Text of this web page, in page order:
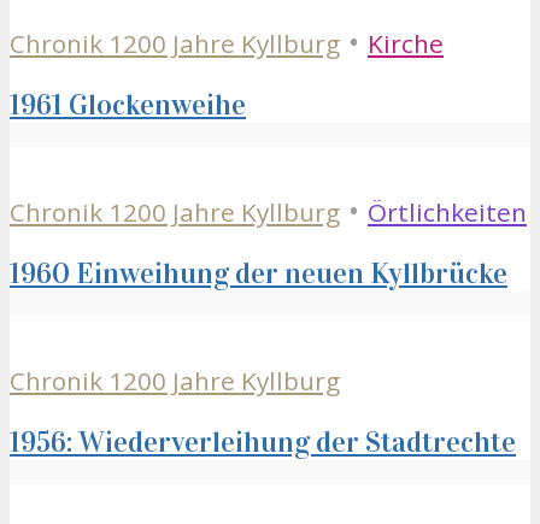
Chronik 1200 Jahre Kyllburg • Kirche
1961 Glockenweihe
Chronik 1200 Jahre Kyllburg • Örtlichkeiten
1960 Einweihung der neuen Kyllbrücke
Chronik 1200 Jahre Kyllburg
1956: Wiederverleihung der Stadtrechte